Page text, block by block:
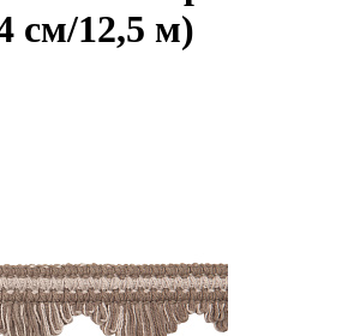
см/12,5 м)